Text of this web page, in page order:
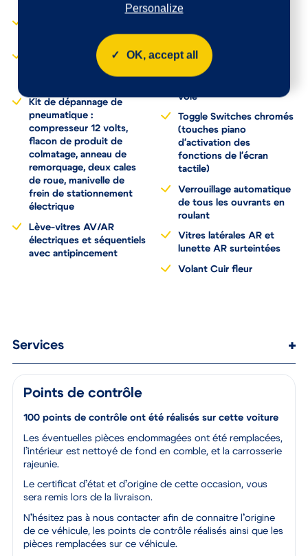
Jantes alliage 18"
"Detroit" bi-ton
Kit de dépannage de
pneumatique :
compresseur 12 volts,
flacon de produit de
colmatage, anneau de
remorquage, deux cales
de roue, manivelle de
frein de stationnement
électrique
Lève-vitres AV/AR
électriques et séquentiels
avec antipincement
de freinage REF et
d'urgence AFU
Système stop & go
couplé avec l'assistance
voie
Toggle Switches chromés
(touches piano
d'activation des
fonctions de l'écran
tactile)
Verrouillage automatique
de tous les ouvrants en
roulant
Vitres latérales AR et
lunette AR surteintées
Volant Cuir fleur
Services
Points de contrôle
100 points de contrôle ont été réalisés sur cette voiture
Les éventuelles pièces endommagées ont été remplacées,
l’intérieur est nettoyé de fond en comble, et la carrosserie
rajeunie.
Le certificat d’état et d’origine de cette occasion, vous
sera remis lors de la livraison.
N’hésitez pas à nous contacter afin de connaitre l’origine
de ce véhicule, les points de contrôle réalisés ainsi que les
pièces remplacées sur ce véhicule.
OK, accept all
Personalize